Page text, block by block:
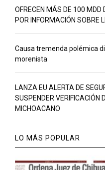
OFRECEN MÁS DE 100 MDD
POR INFORMACIÓN SOBRE
Causa tremenda polémica
morenista
LANZA EU ALERTA DE
SUSPENDER VERIFICACIÓN
MICHOACANO
LO MÁS POPULAR